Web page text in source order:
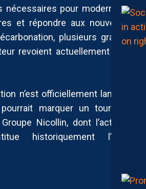
nécessaires pour moderniser
et répondre aux nouvelles
plusieurs grands
revoient actuellement leur
n’est officiellement lancée,
marquer un tournant
Nicollin, dont l’activité
historiquement l’ADN